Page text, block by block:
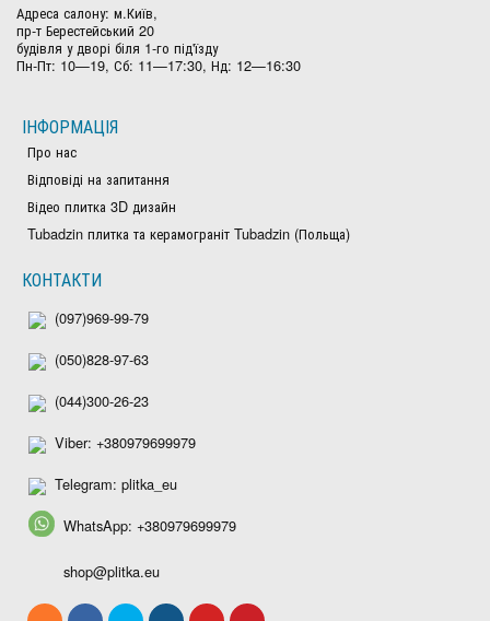
Адреса салону: м.Київ,
пр-т Берестейський 20
будівля у дворі біля 1-го під'їзду
Пн-Пт: 10—19, Сб: 11—17:30, Нд: 12—16:30
ІНФОРМАЦІЯ
Про нас
Відповіді на запитання
Відео плитка 3D дизайн
Tubadzin плитка та керамограніт Tubadzin (Польща)
КОНТАКТИ
(097)969-99-79
(050)828-97-63
(044)300-26-23
Viber: +380979699979
Telegram: plitka_eu
WhatsApp: +380979699979
shop@plitka.eu